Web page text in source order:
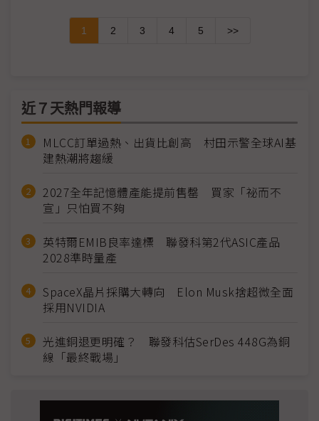
1 2 3 4 5 >>
近７天熱門報導
MLCC訂單過熱、出貨比創高 村田示警全球AI基
建熱潮將趨緩
2027全年記憶體產能提前售罄 買家「祕而不
宣」只怕買不夠
英特爾EMIB良率達標 聯發科第2代ASIC產品
2028準時量產
SpaceX晶片採購大轉向 Elon Musk捨超微全面
採用NVIDIA
光進銅退更明確？ 聯發科估SerDes 448G為銅
線「最終戰場」